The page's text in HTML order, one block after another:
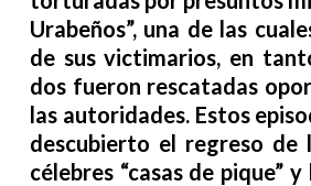
Urabeños”, una de las
de sus victimarios, en
dos fueron rescatadas
las autoridades. Estos
descubierto el regreso de
célebres “casas de pique”